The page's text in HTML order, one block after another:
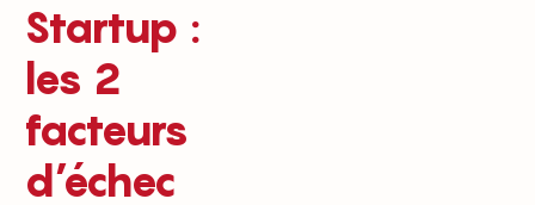
Startup :
les 2
facteurs
d’échec